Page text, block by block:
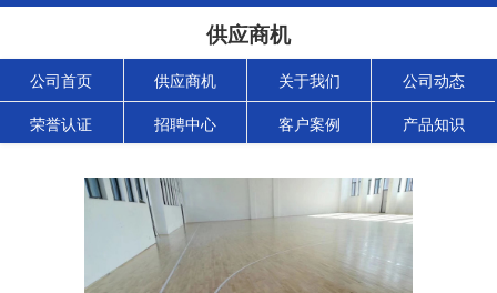
供应商机
公司首页 供应商机 关于我们 公司动态
荣誉认证 招聘中心 客户案例 产品知识